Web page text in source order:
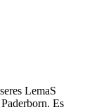
LemaS
Es